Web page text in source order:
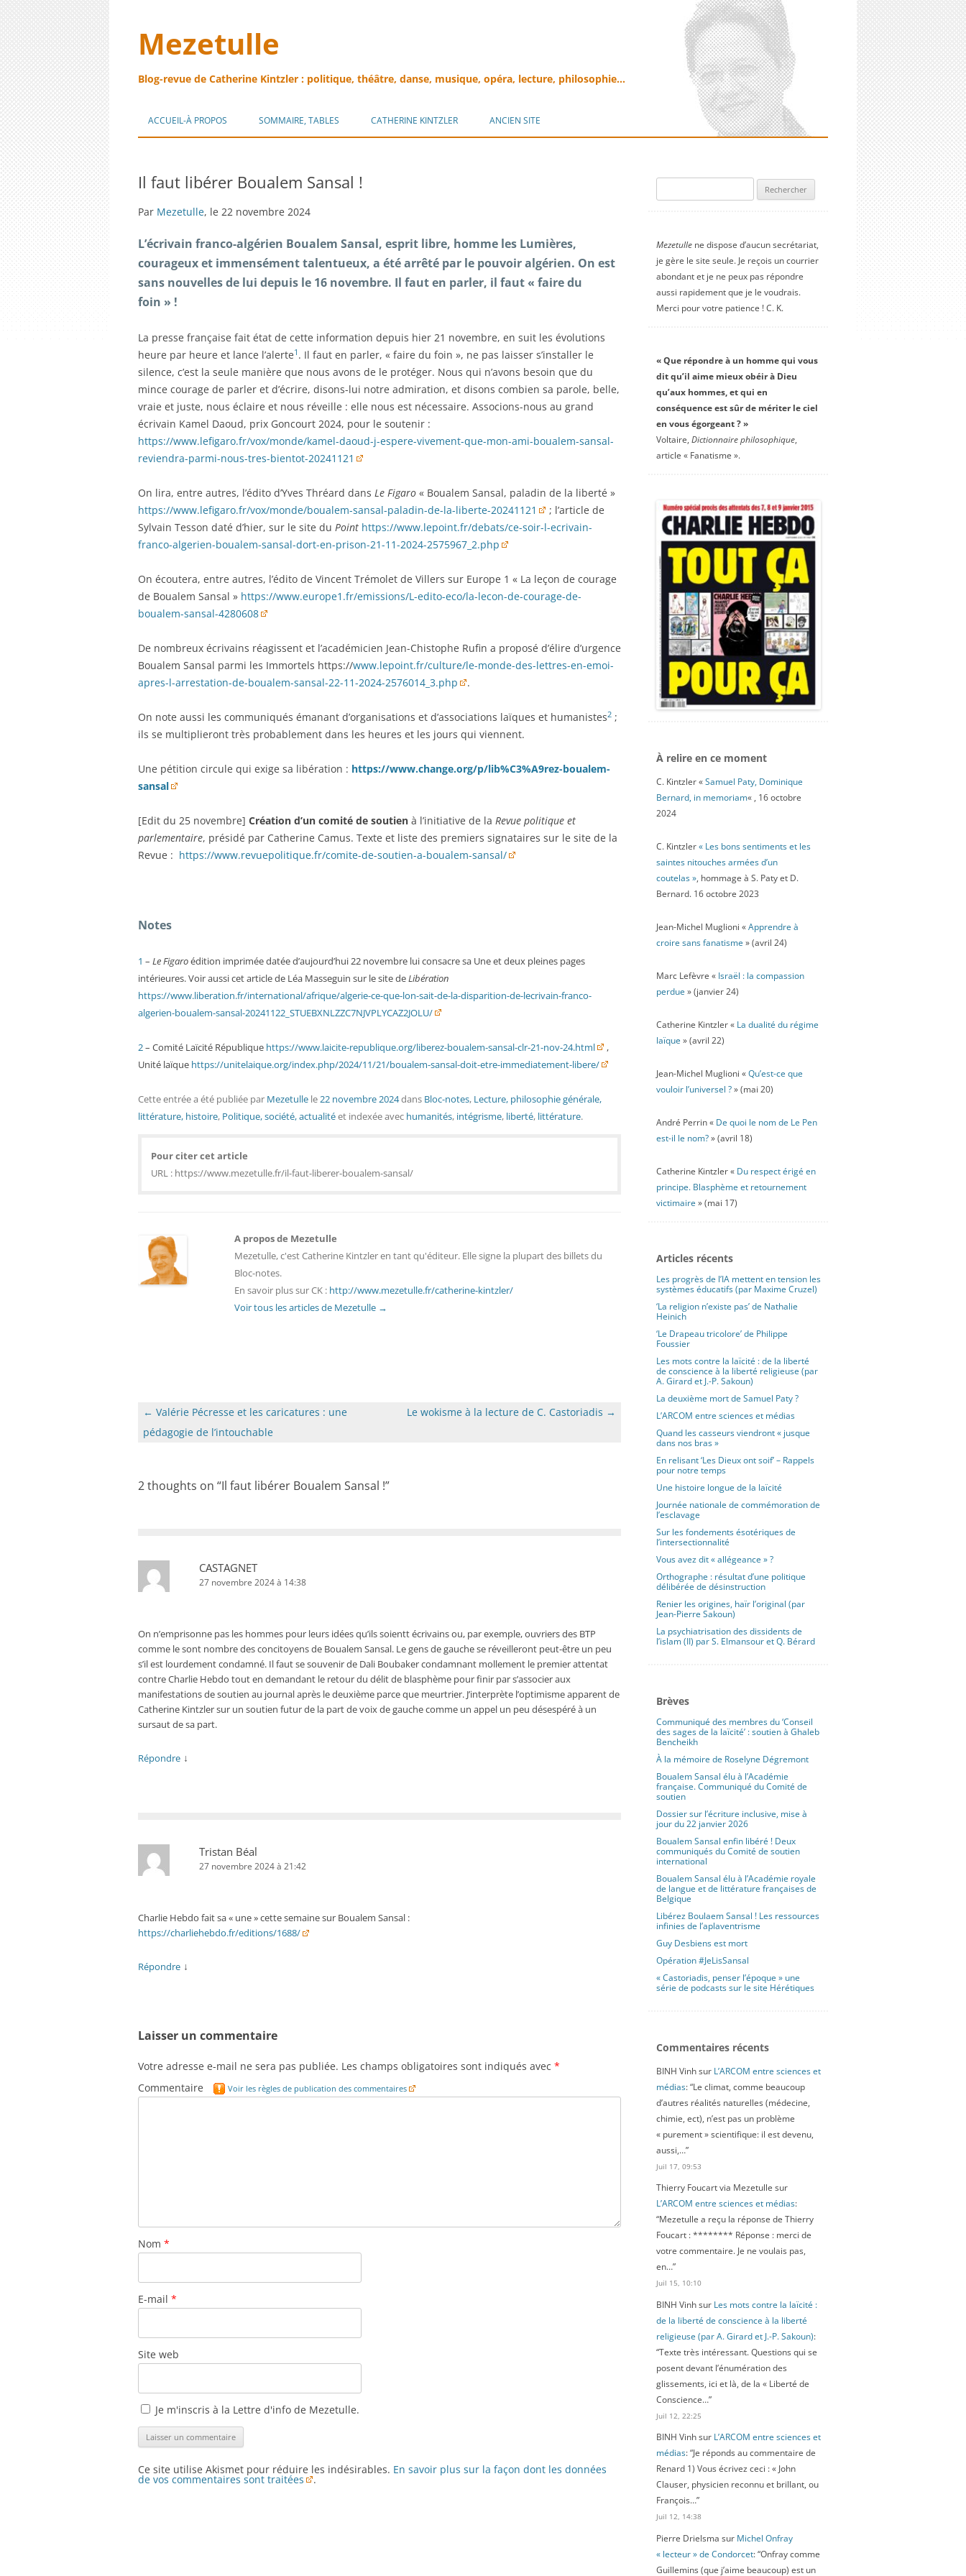
Mezetulle
Blog-revue de Catherine Kintzler : politique, théâtre, danse, musique, opéra, lecture, philosophie…
au
ACCUEIL-À PROPOS SOMMAIRE, TABLES CATHERINE KINTZLER ANCIEN SITE
Il faut libérer Boualem Sansal !
Par Mezetulle, le 22 novembre 2024
L’écrivain franco-algérien Boualem Sansal, esprit libre, homme les Lumières,
courageux et immensément talentueux, a été arrêté par le pouvoir algérien. On est
sans nouvelles de lui depuis le 16 novembre. Il faut en parler, il faut « faire du
foin » !
La presse française fait état de cette information depuis hier 21 novembre, en suit les évolutions
heure par heure et lance l’alerte1 . Il faut en parler, « faire du foin », ne pas laisser s’installer le
silence, c’est la seule manière que nous avons de le protéger. Nous qui n’avons besoin que du
mince courage de parler et d’écrire, disons-lui notre admiration, et disons combien sa parole, belle,
vraie et juste, nous éclaire et nous réveille : elle nous est nécessaire. Associons-nous au grand
écrivain Kamel Daoud, prix Goncourt 2024, pour le soutenir :
https://www.lefigaro.fr/vox/monde/kamel-daoud-j-espere-vivement-que-mon-ami-boualem-sansal-
reviendra-parmi-nous-tres-bientot-20241121
On lira, entre autres, l’édito d’Yves Thréard dans Le Figaro « Boualem Sansal, paladin de la liberté »
https://www.lefigaro.fr/vox/monde/boualem-sansal-paladin-de-la-liberte-20241121
; l’article de
Sylvain Tesson daté d’hier, sur le site du Point https://www.lepoint.fr/debats/ce-soir-l-ecrivain-
franco-algerien-boualem-sansal-dort-en-prison-21-11-2024-2575967_2.php
On écoutera, entre autres, l’édito de Vincent Trémolet de Villers sur Europe 1 « La leçon de courage
de Boualem Sansal » https://www.europe1.fr/emissions/L-edito-eco/la-lecon-de-courage-de-
boualem-sansal-4280608
De nombreux écrivains réagissent et l’académicien Jean-Chistophe Rufin a proposé d’élire d’urgence
Boualem Sansal parmi les Immortels https://www.lepoint.fr/culture/le-monde-des-lettres-en-emoi-
apres-l-arrestation-de-boualem-sansal-22-11-2024-2576014_3.php
.
On note aussi les communiqués émanant d’organisations et d’associations laïques et humanistes2 ;
ils se multiplieront très probablement dans les heures et les jours qui viennent.
Une pétition circule qui exige sa libération : https://www.change.org/p/lib%C3%A9rez-boualem-
sansal
[Edit du 25 novembre] Création d’un comité de soutien à l’initiative de la Revue politique et
parlementaire, présidé par Catherine Camus. Texte et liste des premiers signataires sur le site de la
Revue : https://www.revuepolitique.fr/comite-de-soutien-a-boualem-sansal/
Notes
1 – Le Figaroédition imprimée datée d’aujourd’hui 22 novembre lui consacre sa Une et deux pleines pages
intérieures. Voir aussi cet article de Léa Masseguin sur le site deLibération
https://www.liberation.fr/international/afrique/algerie-ce-que-lon-sait-de-la-disparition-de-lecrivain-franco-
algerien-boualem-sansal-20241122_STUEBXNLZZC7NJVPLYCAZ2JOLU/
2– Comité Laïcité République https://www.laicite-republique.org/liberez-boualem-sansal-clr-21-nov-24.html
,
Unité laïque https://unitelaique.org/index.php/2024/11/21/boualem-sansal-doit-etre-immediatement-libere/
Cette entrée a été publiée par Mezetulle le22 novembre 2024dans Bloc-notes, Lecture, philosophie générale,
littérature, histoire, Politique, société, actualitéet indexée avec humanités, intégrisme, liberté, littérature.
Pour citer cet article
URL : https://www.mezetulle.fr/il-faut-liberer-boualem-sansal/
A propos de Mezetulle
Mezetulle, c'est Catherine Kintzler en tant qu'éditeur. Elle signe la plupart des billets du
Bloc-notes.
En savoir plus sur CK : http://www.mezetulle.fr/catherine-kintzler/
Voir tous les articles de Mezetulle →
Navigation
des
← Valérie Pécresse et les caricatures : une
pédagogie de l’intouchable
Le wokisme à la lecture de C. Castoriadis →
2 thoughts on “Il faut libérer Boualem Sansal !”
CASTAGNET
27 novembre 2024 à 14:38
On n’emprisonne pas les hommes pour leurs idées qu’ils soientt écrivains ou, par exemple, ouvriers des BTP
comme le sont nombre des concitoyens de Boualem Sansal. Le gens de gauche se réveilleront peut-être un peu
s’il est lourdement condamné. Il faut se souvenir de Dali Boubaker condamnant mollement le premier attentat
contre Charlie Hebdo tout en demandant le retour du délit de blasphème pour finir par s’associer aux
manifestations de soutien au journal après le deuxième parce que meurtrier. J’interprète l’optimisme apparent de
Catherine Kintzler sur un soutien futur de la part de voix de gauche comme un appel un peu désespéré à un
sursaut de sa part.
Répondre ↓
Tristan Béal
27 novembre 2024 à 21:42
Charlie Hebdo fait sa « une » cette semaine sur Boualem Sansal :
https://charliehebdo.fr/editions/1688/
Répondre ↓
Laisser un commentaire
Votre adresse e-mail ne sera pas publiée. Les champs obligatoires sont indiqués avec *
Commentaire
Voir les règles de publication des commentaires
Nom *
E-mail *
Site web
Je m'inscris à la Lettre d'info de Mezetulle.
Ce site utilise Akismet pour réduire les indésirables. En savoir plus sur la façon dont les données
de vos commentaires sont traitées .
Mezetullene dispose d’aucun secrétariat,
je gère le site seule. Je reçois un courrier
abondant et je ne peux pas répondre
aussi rapidement que je le voudrais.
Merci pour votre patience ! C. K.
« Que répondre à un homme qui vous
dit qu’il aime mieux obéir à Dieu
qu’aux hommes, et qui en
conséquence est sûr de mériter le ciel
en vous égorgeant ? »
Voltaire, Dictionnaire philosophique,
article « Fanatisme ».
À relire en ce moment
C. Kintzler «Samuel Paty, Dominique
Bernard, in memoriam« , 16 octobre
2024
C. Kintzler« Les bons sentiments et les
saintes nitouches armées d’un
coutelas », hommage à S. Paty et D.
Bernard. 16 octobre 2023
Jean-Michel Muglioni «Apprendre à
croire sans fanatisme » (avril 24)
Marc Lefèvre « Israël : la compassion
perdue » (janvier 24)
Catherine Kintzler « La dualité du régime
laïque » (avril 22)
Jean-Michel Muglioni «Qu’est-ce que
vouloir l’universel ?» (mai 20)
André Perrin « De quoi le nom de Le Pen
est-il le nom?» (avril 18)
Catherine Kintzler « Du respect érigé en
principe. Blasphème et retournement
victimaire » (mai 17)
Articles récents
Les progrès de l’IA mettent en tension les
systèmes éducatifs (par Maxime Cruzel)
‘La religion n’existe pas’ de Nathalie
Heinich
‘Le Drapeau tricolore’ de Philippe
Foussier
Les mots contre la laïcité : de la liberté
de conscience à la liberté religieuse (par
A. Girard et J.-P. Sakoun)
La deuxième mort de Samuel Paty ?
L’ARCOM entre sciences et médias
Quand les casseurs viendront « jusque
dans nos bras »
En relisant ‘Les Dieux ont soif’ – Rappels
pour notre temps
Une histoire longue de la laïcité
Journée nationale de commémoration de
l’esclavage
Sur les fondements ésotériques de
l’intersectionnalité
Vous avez dit « allégeance » ?
Orthographe : résultat d’une politique
délibérée de désinstruction
Renier les origines, haïr l’original (par
Jean-Pierre Sakoun)
La psychiatrisation des dissidents de
l’islam (II) par S. Elmansour et Q. Bérard
Brèves
Communiqué des membres du ‘Conseil
des sages de la laïcité’ : soutien à Ghaleb
Bencheikh
À la mémoire de Roselyne Dégremont
Boualem Sansal élu à l’Académie
française. Communiqué du Comité de
soutien
Dossier sur l’écriture inclusive, mise à
jour du 22 janvier 2026
Boualem Sansal enfin libéré ! Deux
communiqués du Comité de soutien
international
Boualem Sansal élu à l’Académie royale
de langue et de littérature françaises de
Belgique
Libérez Boulaem Sansal ! Les ressources
infinies de l’aplaventrisme
Guy Desbiens est mort
Opération #JeLisSansal
« Castoriadis, penser l’époque » une
série de podcasts sur le site Hérétiques
Commentaires récents
BINH Vinhsur L’ARCOM entre sciences et
médias: “Le climat, comme beaucoup
d’autres réalités naturelles (médecine,
chimie, ect), n’est pas un problème
« purement » scientifique: il est devenu,
aussi,…”
Juil 17, 09:53
Thierry Foucart via Mezetulle sur
L’ARCOM entre sciences et médias:
“Mezetulle a reçu la réponse de Thierry
Foucart : ******** Réponse : merci de
votre commentaire. Je ne voulais pas,
en…”
Juil 15, 10:10
BINH Vinhsur Les mots contre la laïcité :
de la liberté de conscience à la liberté
religieuse (par A. Girard et J.-P. Sakoun):
“Texte très intéressant. Questions qui se
posent devant l’énumération des
glissements, ici et là, de la « Liberté de
Conscience…”
Juil 12, 22:25
BINH Vinhsur L’ARCOM entre sciences et
médias: “Je réponds au commentaire de
Renard 1) Vous écrivez ceci : « John
Clauser, physicien reconnu et brillant, ou
François…”
Juil 12, 14:38
Pierre Drielsma sur Michel Onfray
« lecteur » de Condorcet: “Onfray comme
Guillemins (que j’aime beaucoup) est un